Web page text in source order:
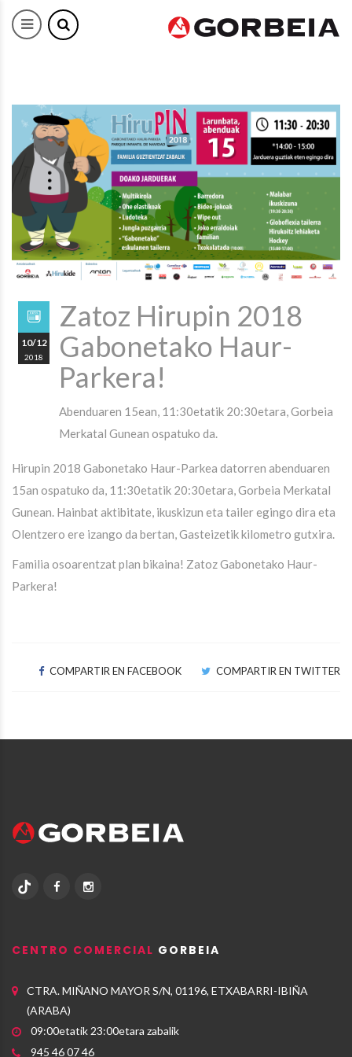
Zatoz Hirupin 2018
Gabonetako Haur-
Parkera!
Abenduaren 15ean, 11:30etatik 20:30etara, Gorbeia
Merkatal Gunean ospatuko da.
10/12
2018
Hirupin 2018 Gabonetako Haur-Parkea datorren abenduaren
15an ospatuko da, 11:30etatik 20:30etara, Gorbeia Merkatal
Gunean. Hainbat aktibitate, ikuskizun eta tailer egingo dira eta
Olentzero ere izango da bertan, Gasteizetik kilometro gutxira.
Familia osoarentzat plan bikaina! Zatoz Gabonetako Haur-
Parkera!
COMPARTIR EN FACEBOOK COMPARTIR EN TWITTER
CENTRO COMERCIAL GORBEIA
CTRA. MIÑANO MAYOR S/N, 01196, ETXABARRI-IBIÑA
(ARABA)
09:00etatik 23:00etara zabalik
945 46 07 46